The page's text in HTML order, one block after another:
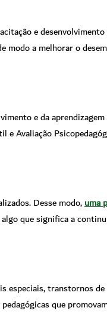
e
modo a melhorar o
e da
e Avaliação
Desse modo,uma
que significa a
especiais, transtornos de
que